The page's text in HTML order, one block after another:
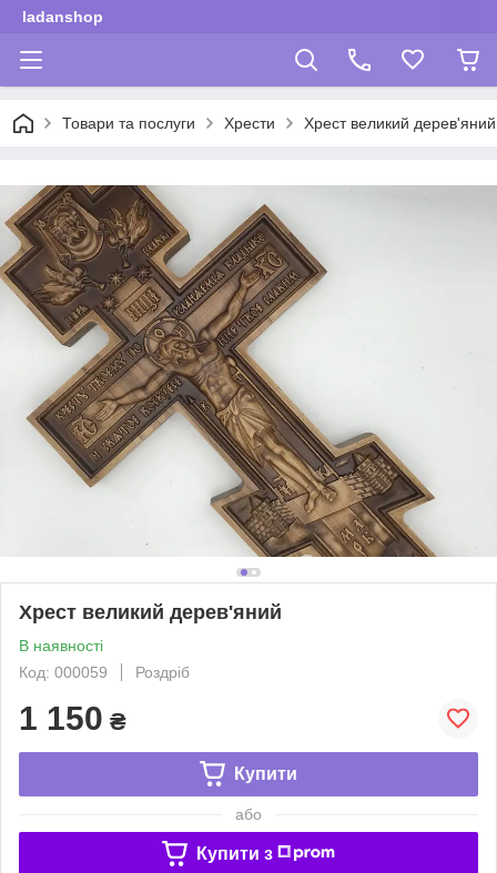
ladanshop
Товари та послуги Хрести Хрест великий дерев'яний
Хрест великий дерев'яний
В наявності
Код: 000059
Роздріб
1 150 ₴
Купити
або
Купити з